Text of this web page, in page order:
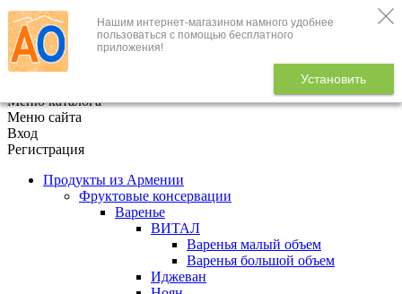
Нашим интернет-магазином намного удобнее
пользоваться с помощью бесплатного
приложения!
Установить
+7 (495) 646-888-1
В корзине
Меню каталога
Меню сайта
Вход
Регистрация
Продукты из Армении
Фруктовые консервации
Варенье
ВИТАЛ
Варенья малый объем
Варенья большой объем
Иджеван